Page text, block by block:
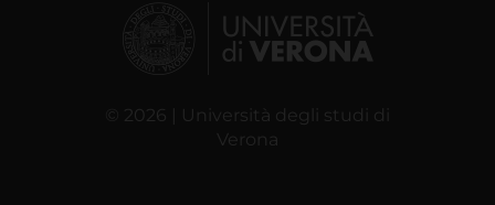
© 2026 | Università degli studi di
Verona